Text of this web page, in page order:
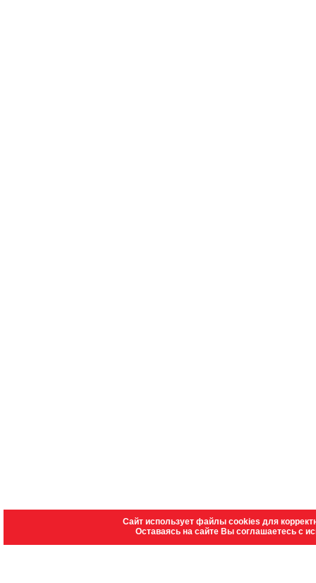
Сайт использует файлы cookies для
Оставаясь на сайте Вы соглашаетесь с